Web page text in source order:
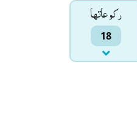
ركوعاتها
18